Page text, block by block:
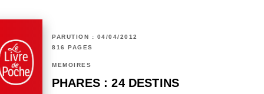
PARUTION : 04/04/2012
816 PAGES
MÉMOIRES
PHARES : 24 DESTINS